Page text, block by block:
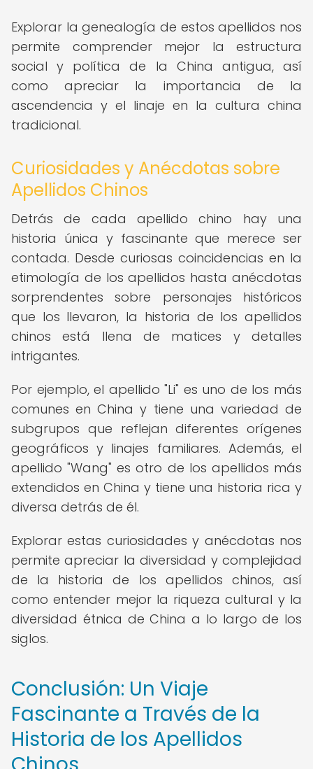
Explorar la genealogía de estos apellidos nos
permite comprender mejor la estructura
social y política de la China antigua, así
como apreciar la importancia de la
ascendencia y el linaje en la cultura china
tradicional.
Curiosidades y Anécdotas sobre
Apellidos Chinos
Detrás de cada apellido chino hay una
historia única y fascinante que merece ser
contada. Desde curiosas coincidencias en la
etimología de los apellidos hasta anécdotas
sorprendentes sobre personajes históricos
que los llevaron, la historia de los apellidos
chinos está llena de matices y detalles
intrigantes.
Por ejemplo, el apellido "Li" es uno de los más
comunes en China y tiene una variedad de
subgrupos que reflejan diferentes orígenes
geográficos y linajes familiares. Además, el
apellido "Wang" es otro de los apellidos más
extendidos en China y tiene una historia rica y
diversa detrás de él.
Explorar estas curiosidades y anécdotas nos
permite apreciar la diversidad y complejidad
de la historia de los apellidos chinos, así
como entender mejor la riqueza cultural y la
diversidad étnica de China a lo largo de los
siglos.
Conclusión: Un Viaje
Fascinante a Través de la
Historia de los Apellidos